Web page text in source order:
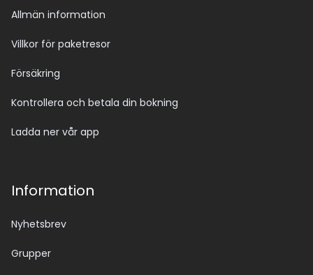
Allmän information
Villkor för paketresor
Försäkring
Kontrollera och betala din bokning
Ladda ner vår app
Information
Nyhetsbrev
Grupper